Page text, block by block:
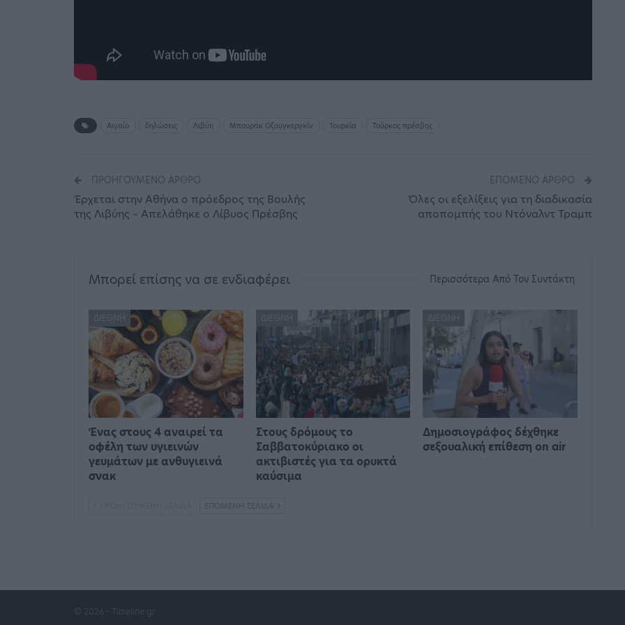
Αιγαίο δηλώσεις Λιβύη Μπουράκ Οζουγκεργκίν Τουρκία Τούρκος πρέσβης
ΠΡΟΗΓΟΎΜΕΝΟ ΆΡΘΡΟ
Έρχεται στην Αθήνα ο πρόεδρος της Βουλής
της Λιβύης – Απελάθηκε ο Λίβυος Πρέσβης
ΕΠΌΜΕΝΟ ΆΡΘΡΟ
Όλες οι εξελίξεις για τη διαδικασία
αποπομπής του Ντόναλντ Τραμπ
Μπορεί επίσης να σε ενδιαφέρει Περισσότερα Από Τον Συντάκτη
ΔΙΕΘΝΉ
Ένας στους 4 αναιρεί τα
οφέλη των υγιεινών
γευμάτων με ανθυγιεινά
σνακ
ΔΙΕΘΝΉ
Στους δρόμους το
Σαββατοκύριακο οι
ακτιβιστές για τα ορυκτά
καύσιμα
ΔΙΕΘΝΉ
Δημοσιογράφος δέχθηκε
σεξουαλική επίθεση on air
ΕΠΌΜΕΝΗ ΣΕΛΊΔΑ
© 2026 - Timeline.gr